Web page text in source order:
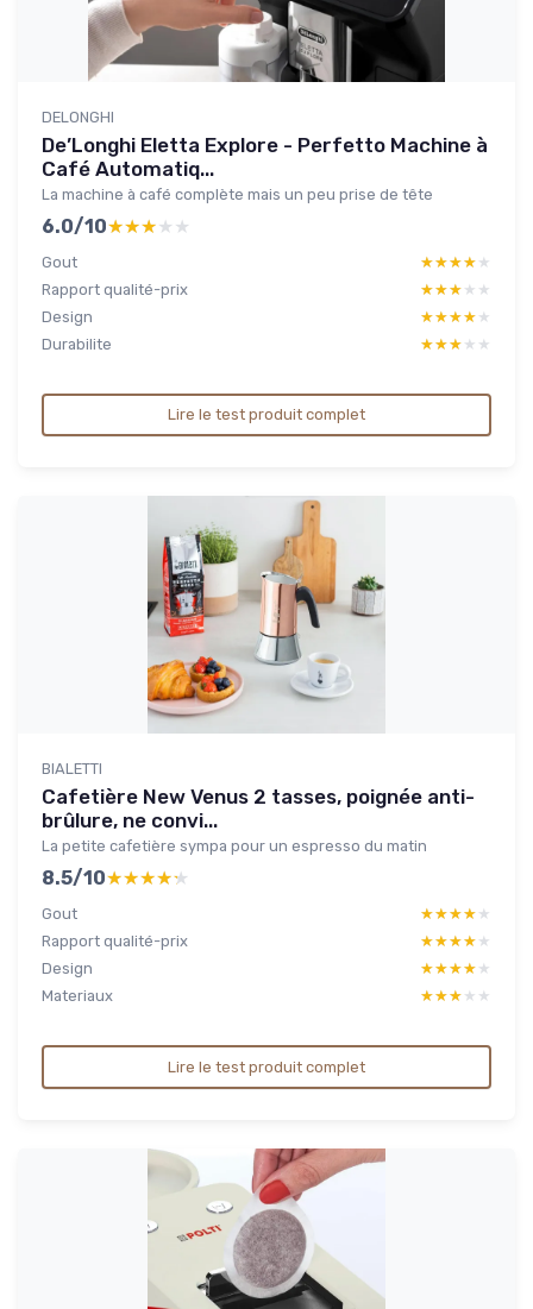
DELONGHI
De’Longhi Eletta Explore - Perfetto Machine à
Café Automatiq...
La machine à café complète mais un peu prise de tête
6.0/10★★★★★
★★★★★
Gout ★★★★★
★★★★★
Rapport qualité-prix
★★★★★
★★★★★
Design
★★★★★
★★★★★
Durabilite
★★★★★
★★★★★
Lire le test produit complet
BIALETTI
Cafetière New Venus 2 tasses, poignée anti-
brûlure, ne convi...
La petite cafetière sympa pour un espresso du matin
8.5/10★★★★★
★★★★★
Gout ★★★★★
★★★★★
Rapport qualité-prix
★★★★★
★★★★★
Design
★★★★★
★★★★★
Materiaux
★★★★★
★★★★★
Lire le test produit complet